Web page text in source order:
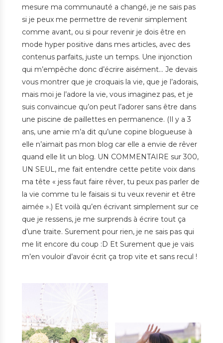
mesure ma communauté a changé, je ne sais pas
si je peux me permettre de revenir simplement
comme avant, ou si pour revenir je dois être en
mode hyper positive dans mes articles, avec des
contenus parfaits, juste un temps. Une injonction
qui m’empêche donc d’écrire aisément… Je devais
vous montrer que je croquais la vie, que je l’adorais,
mais moi je l’adore la vie, vous imaginez pas, et je
suis convaincue qu’on peut l’adorer sans être dans
une piscine de paillettes en permanence. (Il y a 3
ans, une amie m’a dit qu’une copine blogueuse à
elle n’aimait pas mon blog car elle a envie de rêver
quand elle lit un blog. UN COMMENTAIRE sur 300,
UN SEUL, me fait entendre cette petite voix dans
ma tête « jess faut faire rêver, tu peux pas parler de
la vie comme tu le faisais si tu veux revenir et être
aimée ».) Et voilà qu’en écrivant simplement sur ce
que je ressens, je me surprends à écrire tout ça
d’une traite. Surement pour rien, je ne sais pas qui
me lit encore du coup :D Et Surement que je vais
m’en vouloir d’avoir écrit ça trop vite et sans recul !